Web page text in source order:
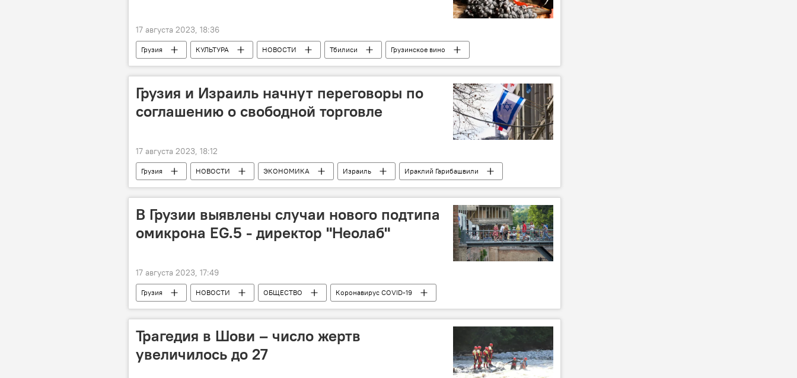
17 августа 2023, 18:36
Грузия КУЛЬТУРА НОВОСТИ Тбилиси Грузинское вино
Грузия и Израиль начнут переговоры по
соглашению о свободной торговле
17 августа 2023, 18:12
Грузия НОВОСТИ ЭКОНОМИКА Израиль
Ираклий Гарибашвили
Биньямин Нетаньяху
Соглашение о свободной торговле
В Грузии выявлены случаи нового подтипа
омикрона EG.5 - директор "Неолаб"
17 августа 2023, 17:49
Грузия НОВОСТИ ОБЩЕСТВО Коронавирус COVID-19
Трагедия в Шови – число жертв
увеличилось до 27